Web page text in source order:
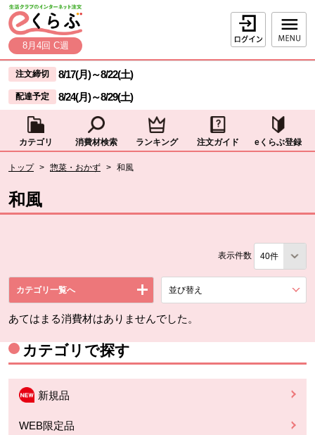
ページの先頭です。
本文へジャンプする。
8月4回 C週
ログイン
ここからサイト内共通メニューです。
サイト内共通メニューをスキップする
注文締切 8/17(月)～8/22(土)
配達予定 8/24(月)～8/29(土)
カテゴリ 消費材検索 ランキング 注文ガイド eくらぶ登録
トップ > 惣菜・おかず > 和風
和風
表示件数
カテゴリ一覧へ 並び替え
あてはまる消費材はありませんでした。
カテゴリで探す
新規品
WEB限定品